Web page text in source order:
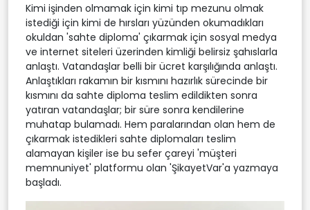
Kimi işinden olmamak için kimi tıp mezunu olmak
istediği için kimi de hırsları yüzünden okumadıkları
okuldan 'sahte diploma' çıkarmak için sosyal medya
ve internet siteleri üzerinden kimliği belirsiz şahıslarla
anlaştı. Vatandaşlar belli bir ücret karşılığında anlaştı.
Anlaştıkları rakamın bir kısmını hazırlık sürecinde bir
kısmını da sahte diploma teslim edildikten sonra
yatıran vatandaşlar; bir süre sonra kendilerine
muhatap bulamadı. Hem paralarından olan hem de
çıkarmak istedikleri sahte diplomaları teslim
alamayan kişiler ise bu sefer çareyi 'müşteri
memnuniyet' platformu olan 'ŞikayetVar'a yazmaya
başladı.